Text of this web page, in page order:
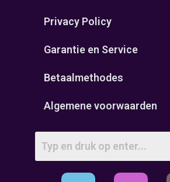
Privacy Policy
Garantie en Service
Betaalmethodes
Algemene voorwaarden